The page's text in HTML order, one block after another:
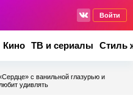
Войти
Кино ТВ и сериалы Стиль
с ванильной глазурью и
удивлять